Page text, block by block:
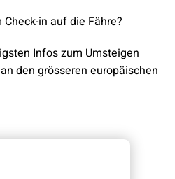
in auf die Fähre?
Infos zum Umsteigen
den grösseren europäischen